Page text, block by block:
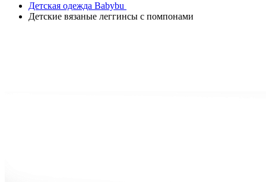
Детская одежда Babybu
Детские вязаные леггинсы с помпонами